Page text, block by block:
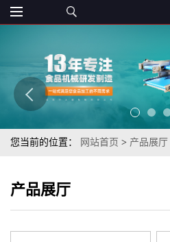
您当前的位置： 网站首页 > 产品展厅
产品展厅